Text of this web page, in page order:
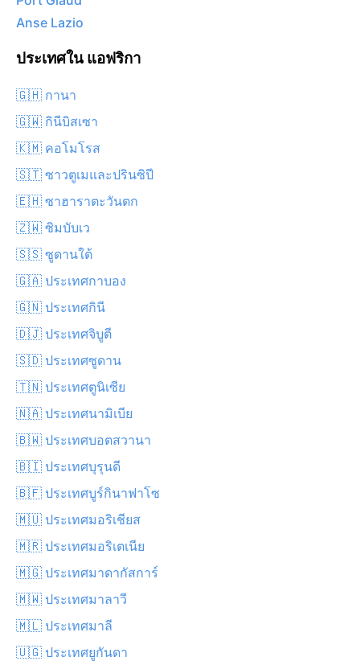
Anse Lazio
ประเทศใน แอฟริกา
🇬🇭 กานา
🇬🇼 กินีบิสเซา
🇰🇲 คอโมโรส
🇸🇹 ซาวตูเมและปรินซิปี
🇪🇭 ซาฮาราตะวันตก
🇿🇼 ซิมบับเว
🇸🇸 ซูดานใต้
🇬🇦 ประเทศกาบอง
🇬🇳 ประเทศกินี
🇩🇯 ประเทศจิบูตี
🇸🇩 ประเทศซูดาน
🇹🇳 ประเทศตูนิเซีย
🇳🇦 ประเทศนามิเบีย
🇧🇼 ประเทศบอตสวานา
🇧🇮 ประเทศบุรุนดี
🇧🇫 ประเทศบูร์กินาฟาโซ
🇲🇺 ประเทศมอริเชียส
🇲🇷 ประเทศมอริเตเนีย
🇲🇬 ประเทศมาดากัสการ์
🇲🇼 ประเทศมาลาวี
🇲🇱 ประเทศมาลี
🇺🇬 ประเทศยูกันดา